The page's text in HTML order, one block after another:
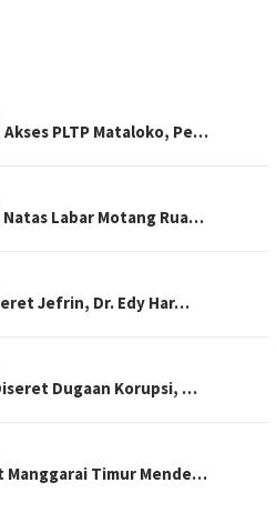
Akses PLTP Mataloko, Pe…
Natas Labar Motang Rua…
Jefrin, Dr. Edy Har…
Dugaan Korupsi, …
Manggarai Timur Mende…